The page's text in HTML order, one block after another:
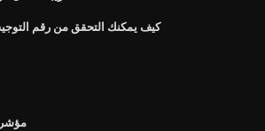
كيف يمكنك التحقق من رقم
مؤشر